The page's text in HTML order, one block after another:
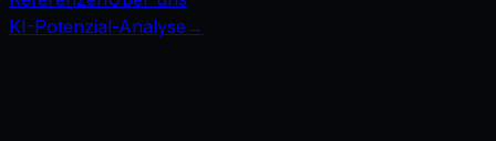
KI-Potenzial-Analyse →